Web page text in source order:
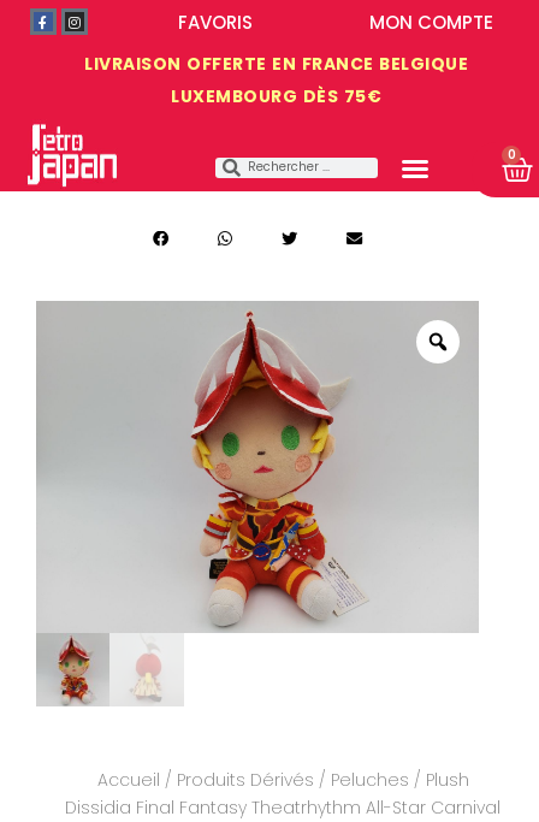
LIVRAISON OFFERTE EN FRANCE BELGIQUE
LUXEMBOURG DÈS 75€
MON COMPTE
FAVORIS
0
Accueil / Produits Dérivés / Peluches / Plush
Dissidia Final Fantasy Theatrhythm All-Star Carnival